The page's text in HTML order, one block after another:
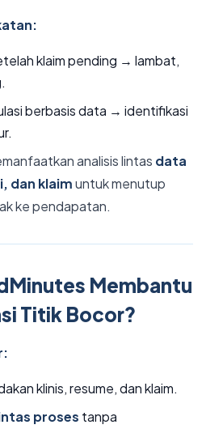
klaim pending → lambat,
berbasis data → identifikasi
analisis lintas data
dan klaimuntuk menutup
ke pendapatan.
Membantu
Titik Bocor?
klinis, resume, dan klaim.
proses tanpa